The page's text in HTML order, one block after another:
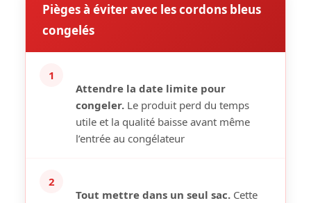
Pièges à éviter avec les cordons bleus
congelés
1
Attendre la date limite pour
congeler. Le produit perd du temps
utile et la qualité baisse avant même
l’entrée au congélateur
2
Tout mettre dans un seul sac. Cette